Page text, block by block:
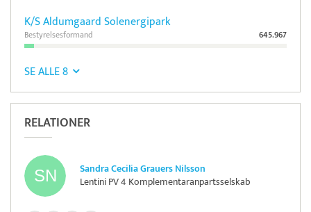
K/S Aldumgaard Solenergipark
645.967
Bestyrelsesformand
SE ALLE 8
RELATIONER
Sandra Cecilia Grauers Nilsson
Lentini PV 4 Komplementaranpartsselskab